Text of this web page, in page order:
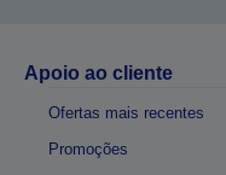
Apoio ao cliente
Ofertas mais recentes
Promoções